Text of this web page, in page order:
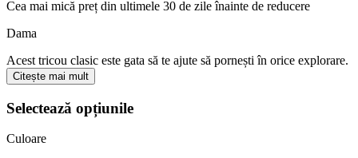
Cea mai mică preț din ultimele 30 de zile înainte de reducere
Dama
Acest tricou clasic este gata să te ajute să pornești în orice explorare.
Citește mai mult
Selectează opțiunile
Culoare